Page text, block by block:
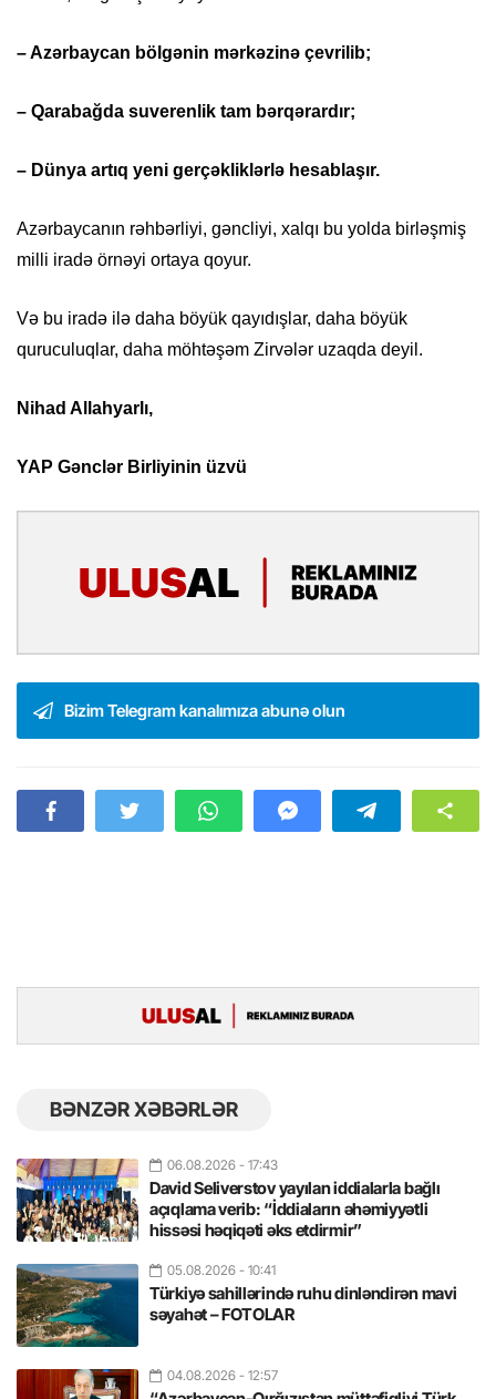
– Azərbaycan bölgənin mərkəzinə çevrilib;
– Qarabağda suverenlik tam bərqərardır;
– Dünya artıq yeni gerçəkliklərlə hesablaşır.
Azərbaycanın rəhbərliyi, gəncliyi, xalqı bu yolda birləşmiş
milli iradə örnəyi ortaya qoyur.
Və bu iradə ilə daha böyük qayıdışlar, daha böyük
quruculuqlar, daha möhtəşəm Zirvələr uzaqda deyil.
Nihad Allahyarlı,
YAP Gənclər Birliyinin üzvü
Bizim Telegram kanalımıza abunə olun
BƏNZƏR XƏBƏRLƏR
06.08.2026 - 17:43
David Seliverstov yayılan iddialarla bağlı
açıqlama verib: “İddiaların əhəmiyyətli
hissəsi həqiqəti əks etdirmir”
05.08.2026 - 10:41
Türkiyə sahillərində ruhu dinləndirən mavi
səyahət – FOTOLAR
04.08.2026 - 12:57